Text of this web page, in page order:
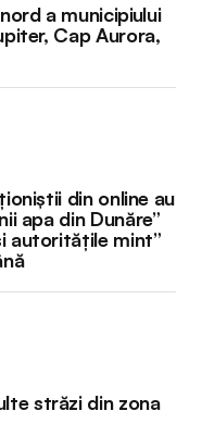
a municipiului
Cap Aurora,
din online au
apa din Dunăre”
autoritățile mint”
străzi din zona